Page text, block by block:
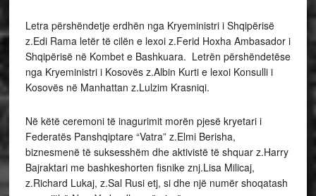
Letra përshëndetje erdhën nga Kryeministri i Shqipërisë
z.Edi Rama letër të cilën e lexoi z.Ferid Hoxha Ambasador i
Shqipërisë në Kombet e Bashkuara. Letrën përshëndetëse
nga Kryeministri i Kosovës z.Albin Kurti e lexoi Konsulli i
Kosovës në Manhattan z.Lulzim Krasniqi.
Në këtë ceremoni të inagurimit morën pjesë kryetari i
Federatës Panshqiptare “Vatra” z.Elmi Berisha,
biznesmenë të suksesshëm dhe aktivistë të shquar z.Harry
Bajraktari me bashkeshorten fisnike znj.Lisa Milicaj,
z.Richard Lukaj, z.Sal Rusi etj, si dhe një numër shoqatash